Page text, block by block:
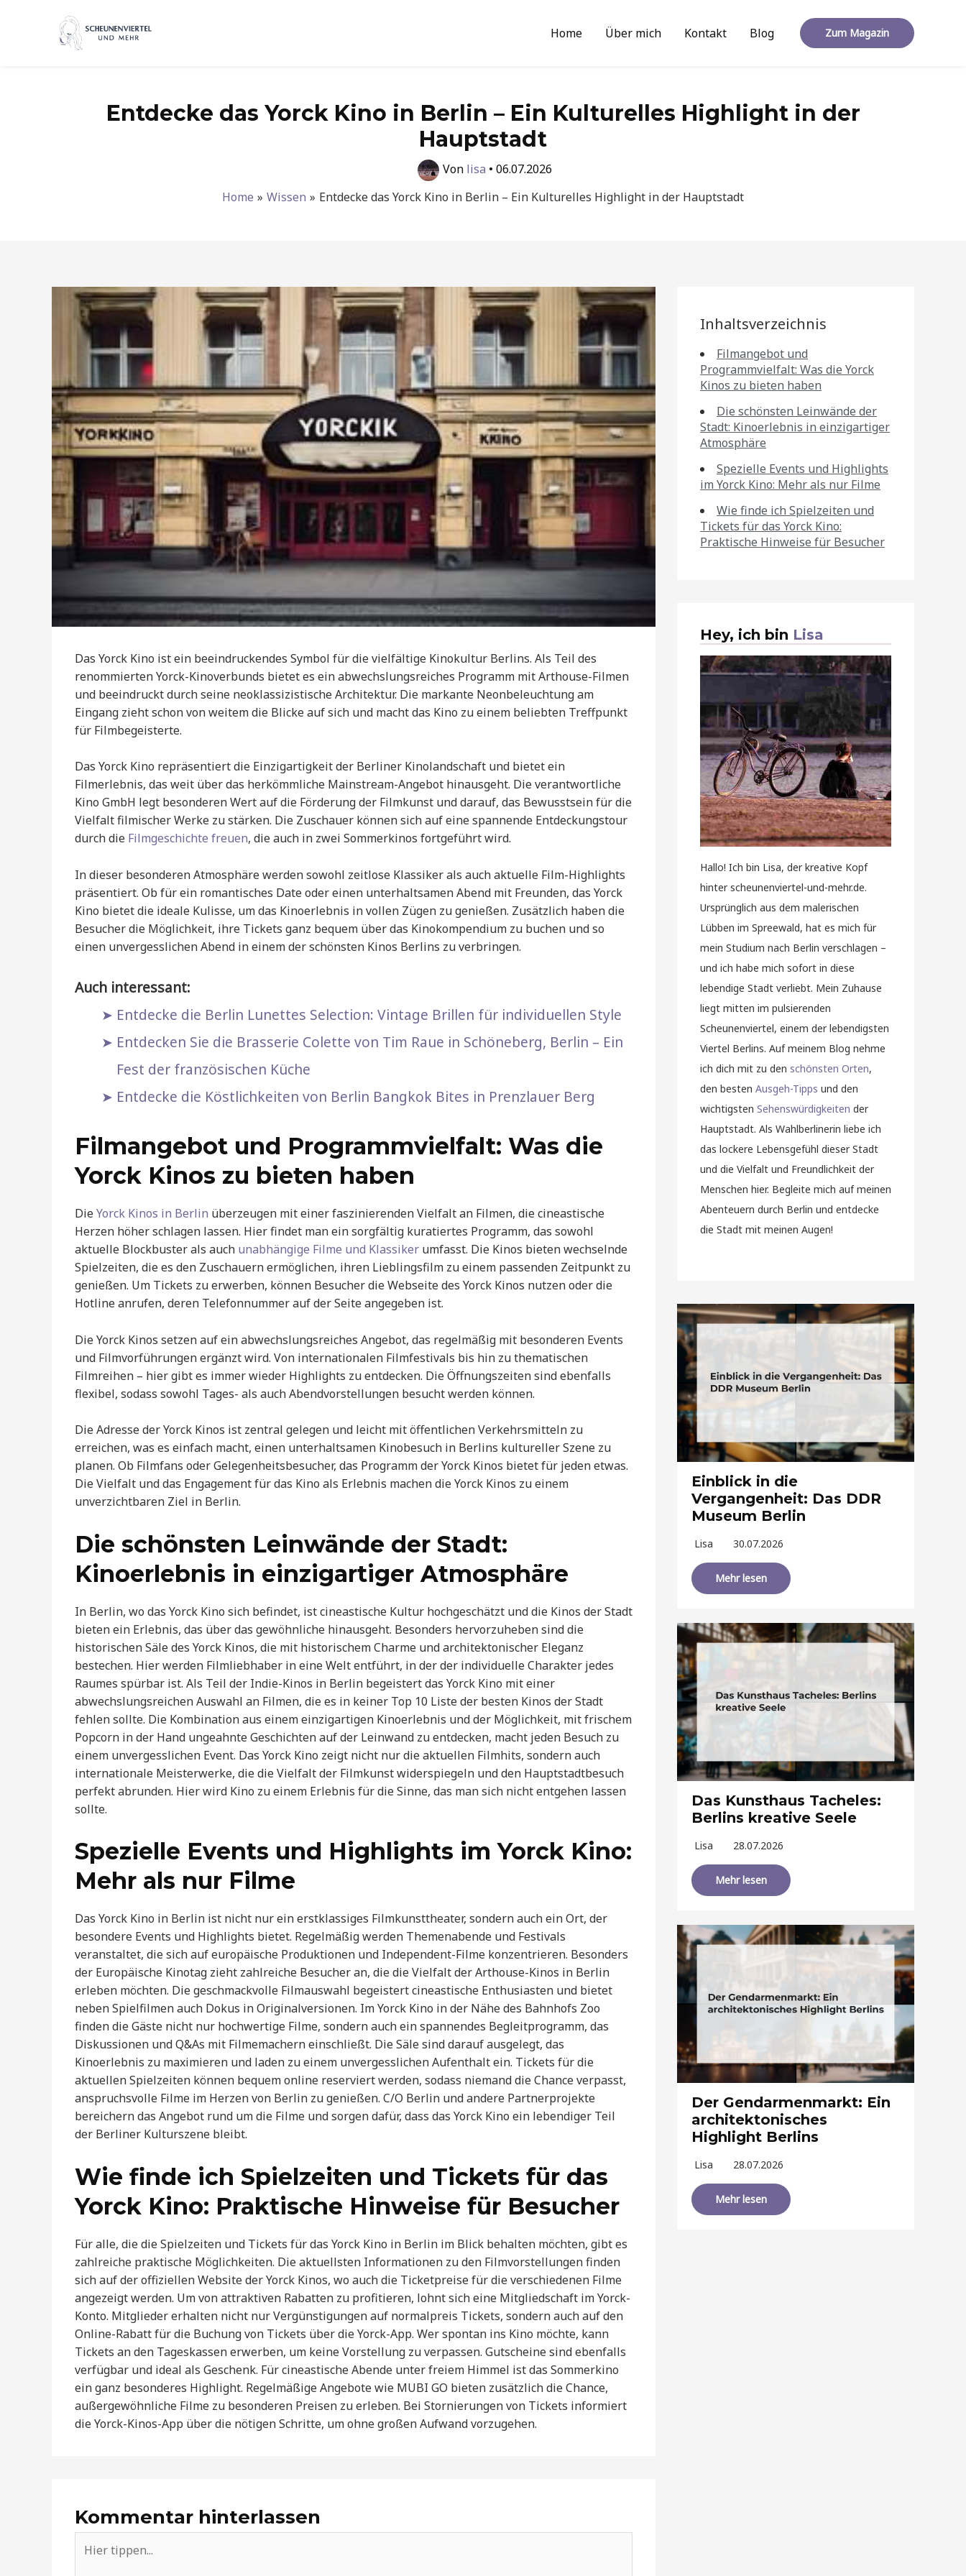
Home Über mich Kontakt Blog Zum Magazin
Entdecke das Yorck Kino in Berlin – Ein Kulturelles Highlight in der
Hauptstadt
Von lisa • 06.07.2026
Home
Wissen Entdecke das Yorck Kino in Berlin – Ein Kulturelles Highlight in der Hauptstadt
Das Yorck Kino ist ein beeindruckendes Symbol für die vielfältige Kinokultur Berlins. Als Teil des
renommierten Yorck-Kinoverbunds bietet es ein abwechslungsreiches Programm mit Arthouse-Filmen
und beeindruckt durch seine neoklassizistische Architektur. Die markante Neonbeleuchtung am
Eingang zieht schon von weitem die Blicke auf sich und macht das Kino zu einem beliebten Treffpunkt
für Filmbegeisterte.
Das Yorck Kino repräsentiert die Einzigartigkeit der Berliner Kinolandschaft und bietet ein
Filmerlebnis, das weit über das herkömmliche Mainstream-Angebot hinausgeht. Die verantwortliche
Kino GmbH legt besonderen Wert auf die Förderung der Filmkunst und darauf, das Bewusstsein für die
Vielfalt filmischer Werke zu stärken. Die Zuschauer können sich auf eine spannende Entdeckungstour
durch die Filmgeschichte freuen, die auch in zwei Sommerkinos fortgeführt wird.
In dieser besonderen Atmosphäre werden sowohl zeitlose Klassiker als auch aktuelle Film-Highlights
präsentiert. Ob für ein romantisches Date oder einen unterhaltsamen Abend mit Freunden, das Yorck
Kino bietet die ideale Kulisse, um das Kinoerlebnis in vollen Zügen zu genießen. Zusätzlich haben die
Besucher die Möglichkeit, ihre Tickets ganz bequem über das Kinokompendium zu buchen und so
einen unvergesslichen Abend in einem der schönsten Kinos Berlins zu verbringen.
Auch interessant:
Entdecke die Berlin Lunettes Selection: Vintage Brillen für individuellen Style
Entdecken Sie die Brasserie Colette von Tim Raue in Schöneberg, Berlin – Ein
Fest der französischen Küche
Entdecke die Köstlichkeiten von Berlin Bangkok Bites in Prenzlauer Berg
Filmangebot und Programmvielfalt: Was die
Yorck Kinos zu bieten haben
DieYorck Kinos in Berlin überzeugen mit einer faszinierenden Vielfalt an Filmen, die cineastische
Herzen höher schlagen lassen. Hier findet man ein sorgfältig kuratiertes Programm, das sowohl
aktuelle Blockbuster als auch unabhängige Filme und Klassiker umfasst. Die Kinos bieten wechselnde
Spielzeiten, die es den Zuschauern ermöglichen, ihren Lieblingsfilm zu einem passenden Zeitpunkt zu
genießen. Um Tickets zu erwerben, können Besucher die Webseite des Yorck Kinos nutzen oder die
Hotline anrufen, deren Telefonnummer auf der Seite angegeben ist.
Die Yorck Kinos setzen auf ein abwechslungsreiches Angebot, das regelmäßig mit besonderen Events
und Filmvorführungen ergänzt wird. Von internationalen Filmfestivals bis hin zu thematischen
Filmreihen – hier gibt es immer wieder Highlights zu entdecken. Die Öffnungszeiten sind ebenfalls
flexibel, sodass sowohl Tages- als auch Abendvorstellungen besucht werden können.
Die Adresse der Yorck Kinos ist zentral gelegen und leicht mit öffentlichen Verkehrsmitteln zu
erreichen, was es einfach macht, einen unterhaltsamen Kinobesuch in Berlins kultureller Szene zu
planen. Ob Filmfans oder Gelegenheitsbesucher, das Programm der Yorck Kinos bietet für jeden etwas.
Die Vielfalt und das Engagement für das Kino als Erlebnis machen die Yorck Kinos zu einem
unverzichtbaren Ziel in Berlin.
Die schönsten Leinwände der Stadt:
Kinoerlebnis in einzigartiger Atmosphäre
In Berlin, wo das Yorck Kino sich befindet, ist cineastische Kultur hochgeschätzt und die Kinos der Stadt
bieten ein Erlebnis, das über das gewöhnliche hinausgeht. Besonders hervorzuheben sind die
historischen Säle des Yorck Kinos, die mit historischem Charme und architektonischer Eleganz
bestechen. Hier werden Filmliebhaber in eine Welt entführt, in der der individuelle Charakter jedes
Raumes spürbar ist. Als Teil der Indie-Kinos in Berlin begeistert das Yorck Kino mit einer
abwechslungsreichen Auswahl an Filmen, die es in keiner Top 10 Liste der besten Kinos der Stadt
fehlen sollte. Die Kombination aus einem einzigartigen Kinoerlebnis und der Möglichkeit, mit frischem
Popcorn in der Hand ungeahnte Geschichten auf der Leinwand zu entdecken, macht jeden Besuch zu
einem unvergesslichen Event. Das Yorck Kino zeigt nicht nur die aktuellen Filmhits, sondern auch
internationale Meisterwerke, die die Vielfalt der Filmkunst widerspiegeln und den Hauptstadtbesuch
perfekt abrunden. Hier wird Kino zu einem Erlebnis für die Sinne, das man sich nicht entgehen lassen
sollte.
Spezielle Events und Highlights im Yorck Kino:
Mehr als nur Filme
Das Yorck Kino in Berlin ist nicht nur ein erstklassiges Filmkunsttheater, sondern auch ein Ort, der
besondere Events und Highlights bietet. Regelmäßig werden Themenabende und Festivals
veranstaltet, die sich auf europäische Produktionen und Independent-Filme konzentrieren. Besonders
der Europäische Kinotag zieht zahlreiche Besucher an, die die Vielfalt der Arthouse-Kinos in Berlin
erleben möchten. Die geschmackvolle Filmauswahl begeistert cineastische Enthusiasten und bietet
neben Spielfilmen auch Dokus in Originalversionen. Im Yorck Kino in der Nähe des Bahnhofs Zoo
finden die Gäste nicht nur hochwertige Filme, sondern auch ein spannendes Begleitprogramm, das
Diskussionen und Q&As mit Filmemachern einschließt. Die Säle sind darauf ausgelegt, das
Kinoerlebnis zu maximieren und laden zu einem unvergesslichen Aufenthalt ein. Tickets für die
aktuellen Spielzeiten können bequem online reserviert werden, sodass niemand die Chance verpasst,
anspruchsvolle Filme im Herzen von Berlin zu genießen. C/O Berlin und andere Partnerprojekte
bereichern das Angebot rund um die Filme und sorgen dafür, dass das Yorck Kino ein lebendiger Teil
der Berliner Kulturszene bleibt.
Wie finde ich Spielzeiten und Tickets für das
Yorck Kino: Praktische Hinweise für Besucher
Für alle, die die Spielzeiten und Tickets für das Yorck Kino in Berlin im Blick behalten möchten, gibt es
zahlreiche praktische Möglichkeiten. Die aktuellsten Informationen zu den Filmvorstellungen finden
sich auf der offiziellen Website der Yorck Kinos, wo auch die Ticketpreise für die verschiedenen Filme
angezeigt werden. Um von attraktiven Rabatten zu profitieren, lohnt sich eine Mitgliedschaft im Yorck-
Konto. Mitglieder erhalten nicht nur Vergünstigungen auf normalpreis Tickets, sondern auch auf den
Online-Rabatt für die Buchung von Tickets über die Yorck-App. Wer spontan ins Kino möchte, kann
Tickets an den Tageskassen erwerben, um keine Vorstellung zu verpassen. Gutscheine sind ebenfalls
verfügbar und ideal als Geschenk. Für cineastische Abende unter freiem Himmel ist das Sommerkino
ein ganz besonderes Highlight. Regelmäßige Angebote wie MUBI GO bieten zusätzlich die Chance,
außergewöhnliche Filme zu besonderen Preisen zu erleben. Bei Stornierungen von Tickets informiert
die Yorck-Kinos-App über die nötigen Schritte, um ohne großen Aufwand vorzugehen.
Kommentar hinterlassen
tippen...
Inhaltsverzeichnis
Filmangebot und
Programmvielfalt: Was die Yorck
Kinos zu bieten haben
Die schönsten Leinwände der
Stadt: Kinoerlebnis in einzigartiger
Atmosphäre
Spezielle Events und Highlights
im Yorck Kino: Mehr als nur Filme
Wie finde ich Spielzeiten und
Tickets für das Yorck Kino:
Praktische Hinweise für Besucher
Hey, ich bin Lisa
Hallo! Ich bin Lisa, der kreative Kopf
hinter scheunenviertel-und-mehr.de.
Ursprünglich aus dem malerischen
Lübben im Spreewald, hat es mich für
mein Studium nach Berlin verschlagen –
und ich habe mich sofort in diese
lebendige Stadt verliebt. Mein Zuhause
liegt mitten im pulsierenden
Scheunenviertel, einem der lebendigsten
Viertel Berlins. Auf meinem Blog nehme
ich dich mit zu den schönsten Orten,
den besten Ausgeh-Tipps und den
wichtigsten Sehenswürdigkeiten der
Hauptstadt. Als Wahlberlinerin liebe ich
das lockere Lebensgefühl dieser Stadt
und die Vielfalt und Freundlichkeit der
Menschen hier. Begleite mich auf meinen
Abenteuern durch Berlin und entdecke
die Stadt mit meinen Augen!
Einblick in die
Vergangenheit: Das DDR
Museum Berlin
Lisa 30.07.2026
Mehr lesen
Das Kunsthaus Tacheles:
Berlins kreative Seele
Lisa 28.07.2026
Mehr lesen
Der Gendarmenmarkt: Ein
architektonisches
Highlight Berlins
Lisa 28.07.2026
Mehr lesen